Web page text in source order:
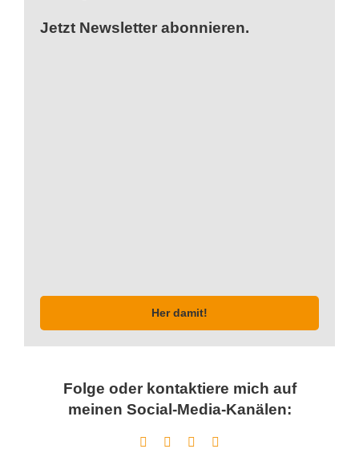
Jetzt Newsletter abonnieren.
Her damit!
Folge oder kontaktiere mich auf
meinen Social-Media-Kanälen: